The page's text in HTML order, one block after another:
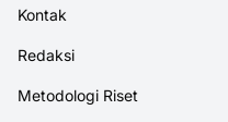
Kontak
Redaksi
Metodologi Riset